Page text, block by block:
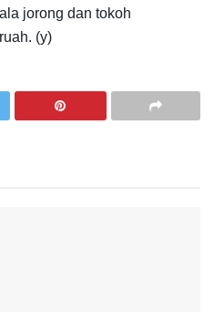
jorong dan tokoh
(y)